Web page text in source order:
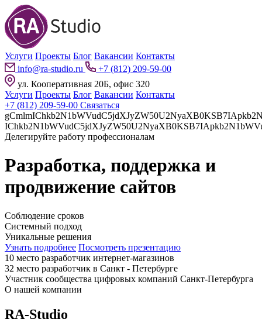
Услуги Проекты Блог Вакансии Контакты
info@ra-studio.ru
+7 (812) 209-59-00
ул. Кооперативная 20Б, офис 320
Услуги Проекты Блог Вакансии Контакты
+7 (812) 209-59-00 Связаться
Делегируйте работу профессионалам
Разработка, поддержка и
продвижение сайтов
Соблюдение сроков
Системный подход
Уникальные решения
Узнать подробнее Посмотреть презентацию
10 место разработчик интернет-магазинов
32 место разработчик в Санкт - Петербурге
Участник сообщества цифровых компаний Санкт-Петербурга
О нашей компании
RA-Studio